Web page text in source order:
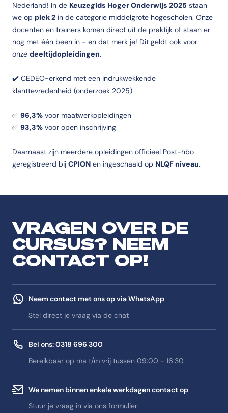
Nederland! In de Keuzegids Hoger Onderwijs 2025 staan
we op plek 2 in de categorie middelgrote hogescholen. Onze
docenten en trainers komen direct uit de praktijk of staan er
nog met één been in - en dat merk je! Dit geldt ook voor
onze deeltijdopleidingen.
✔️ CEDEO-erkend met een indrukwekkende
klanttevredenheid (onderzoek 2025)
✅ 96,3% voor maatwerkopleidingen
✅ 93,3% voor open inschrijving
Daarnaast zijn meerdere opleidingen officieel Post-hbo
geregistreerd bij CPION en ingeschaald op NLQF niveau.
VRAGEN OVER DE
CURSUS? NEEM
CONTACT OP!
Neem contact met ons op via WhatsApp
Stel direct je vraag via de chat
Bel ons: 0318 696 300
Bereikbaar op ma t/m vrij tussen 09:00 - 16:30
We nemen binnen enkele werkdagen contact op
Stuur je vraag in via ons formulier